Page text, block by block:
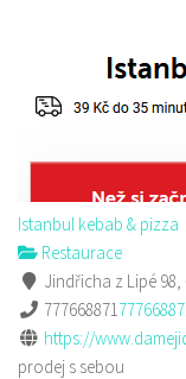
Istanbul kebab & pizza
Restaurace
Jindřicha z Lipé 98,
777668871
https://
prodej s sebou